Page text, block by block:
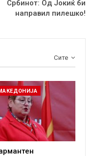
Србинот: Од Јокиќ би
направил пилешко!
Сите